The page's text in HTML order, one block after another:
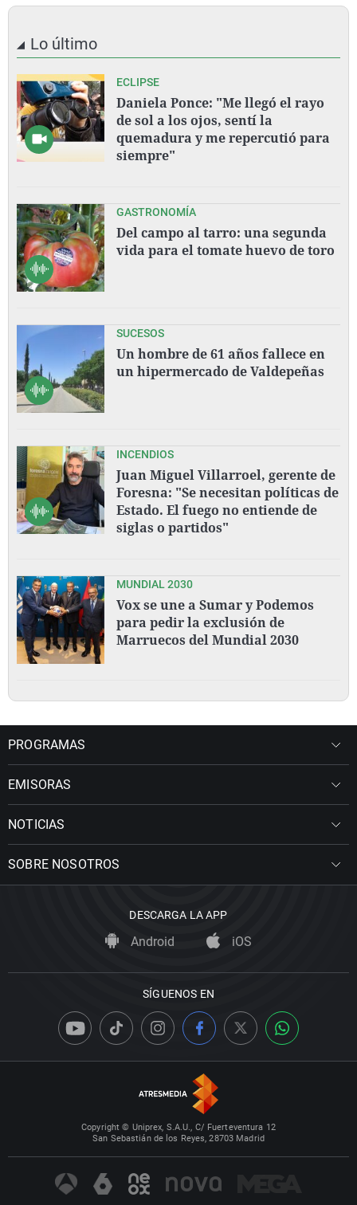
Lo último
ECLIPSE
Daniela Ponce: "Me llegó el rayo
de sol a los ojos, sentí la
quemadura y me repercutió para
siempre"
GASTRONOMÍA
Del campo al tarro: una segunda
vida para el tomate huevo de toro
SUCESOS
Un hombre de 61 años fallece en
un hipermercado de Valdepeñas
INCENDIOS
Juan Miguel Villarroel, gerente de
Foresna: "Se necesitan políticas de
Estado. El fuego no entiende de
siglas o partidos"
MUNDIAL 2030
Vox se une a Sumar y Podemos
para pedir la exclusión de
Marruecos del Mundial 2030
PROGRAMAS
EMISORAS
NOTICIAS
SOBRE NOSOTROS
DESCARGA LA APP
Android iOS
SÍGUENOS EN
Copyright © Uniprex, S.A.U., C/ Fuerteventura 12
San Sebastián de los Reyes, 28703 Madrid